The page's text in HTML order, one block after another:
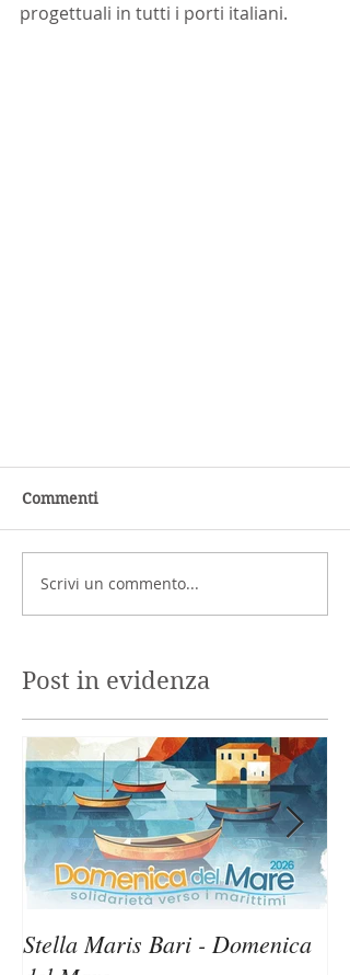
progettuali in tutti i porti italiani.
Commenti
Scrivi un commento...
Post in evidenza
Stella Maris Bari - Domenica